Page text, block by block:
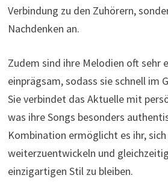
Verbindung zu den Zuhörern,
Nachdenken an.
Zudem sind ihre Melodien oft sehr
einprägsam, sodass sie schnell im
Sie verbindet das Aktuelle mit
was ihre Songs besonders
Kombination ermöglicht es ihr,
weiterzuentwickeln und
einzigartigen Stil zu bleiben.